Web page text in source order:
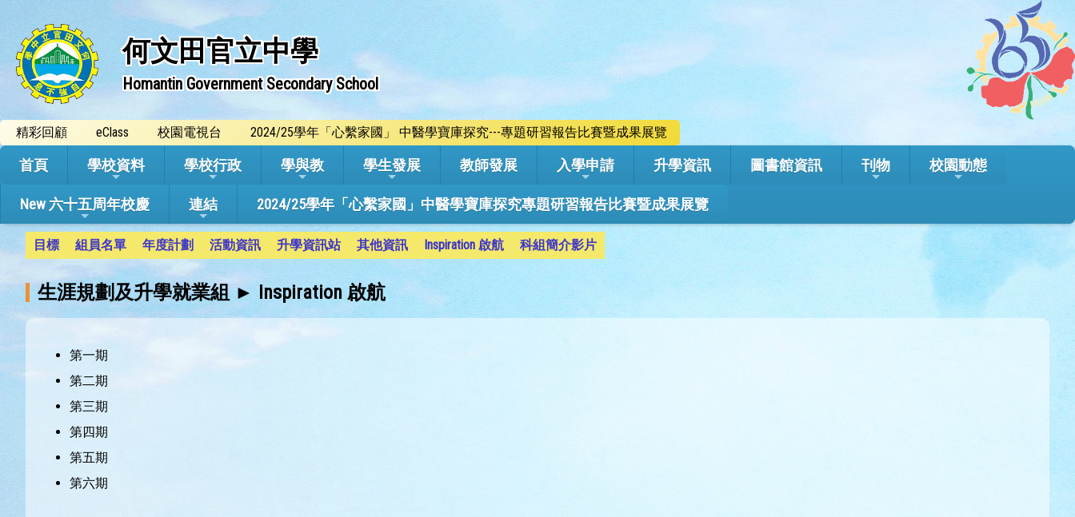
何文田官立中學
Homantin Government Secondary School
精彩回顧 eClass 校園電視台 2024/25學年「心繫家國」 中醫學寶庫探究---專題研習報告比賽暨成果展覽
首頁 學校資料 學校行政 學與教 學生發展 教師發展 入學申請 升學資訊 圖書館資訊 刊物 校園動態
New 六十五周年校慶 連結 2024/25學年「心繫家國」中醫學寶庫探究專題研習報告比賽暨成果展覽
目標 組員名單 年度計劃 活動資訊 升學資訊站 其他資訊 Inspiration 啟航 科組簡介影片
生涯規劃及升學就業組 ► Inspiration 啟航
第一期
第二期
第三期
第四期
第五期
第六期